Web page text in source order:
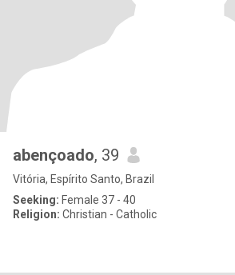
abençoado, 39
Vitória, Espírito Santo, Brazil
Seeking: Female 37 - 40
Religion: Christian - Catholic